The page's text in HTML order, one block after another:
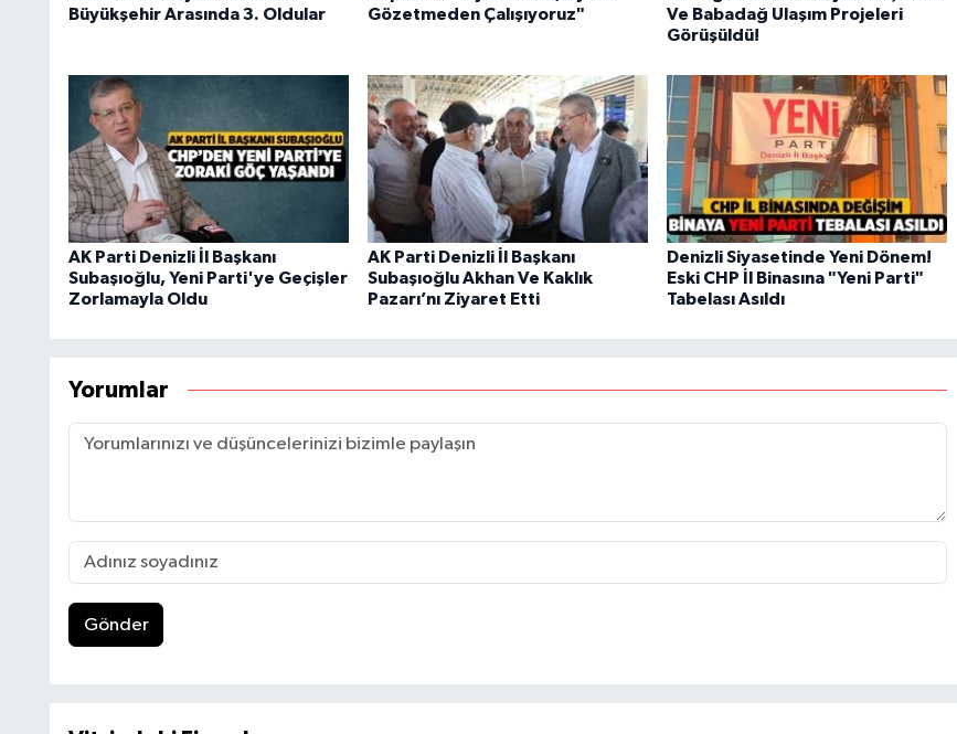
Büyükşehir Arasında 3. Oldular
Gözetmeden Çalışıyoruz"
Ve Babadağ Ulaşım Projeleri
Görüşüldü!
AK Parti Denizli İl Başkanı
Subaşıoğlu, Yeni Parti'ye Geçişler
Zorlamayla Oldu
AK Parti Denizli İl Başkanı
Subaşıoğlu Akhan Ve Kaklık
Pazarı’nı Ziyaret Etti
Denizli Siyasetinde Yeni Dönem!
Eski CHP İl Binasına "Yeni Parti"
Tabelası Asıldı
Yorumlar
Gönder